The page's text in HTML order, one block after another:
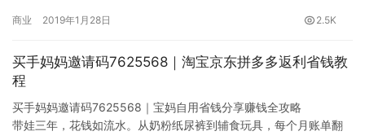
商业 2019年1月28日 2.5K
买手妈妈邀请码7625568｜淘宝京东拼多多返利省钱教
程
买手妈妈邀请码7625568｜宝妈自用省钱分享赚钱全攻略
带娃三年，花钱如流水。从奶粉纸尿裤到辅食玩具，每个月账单翻